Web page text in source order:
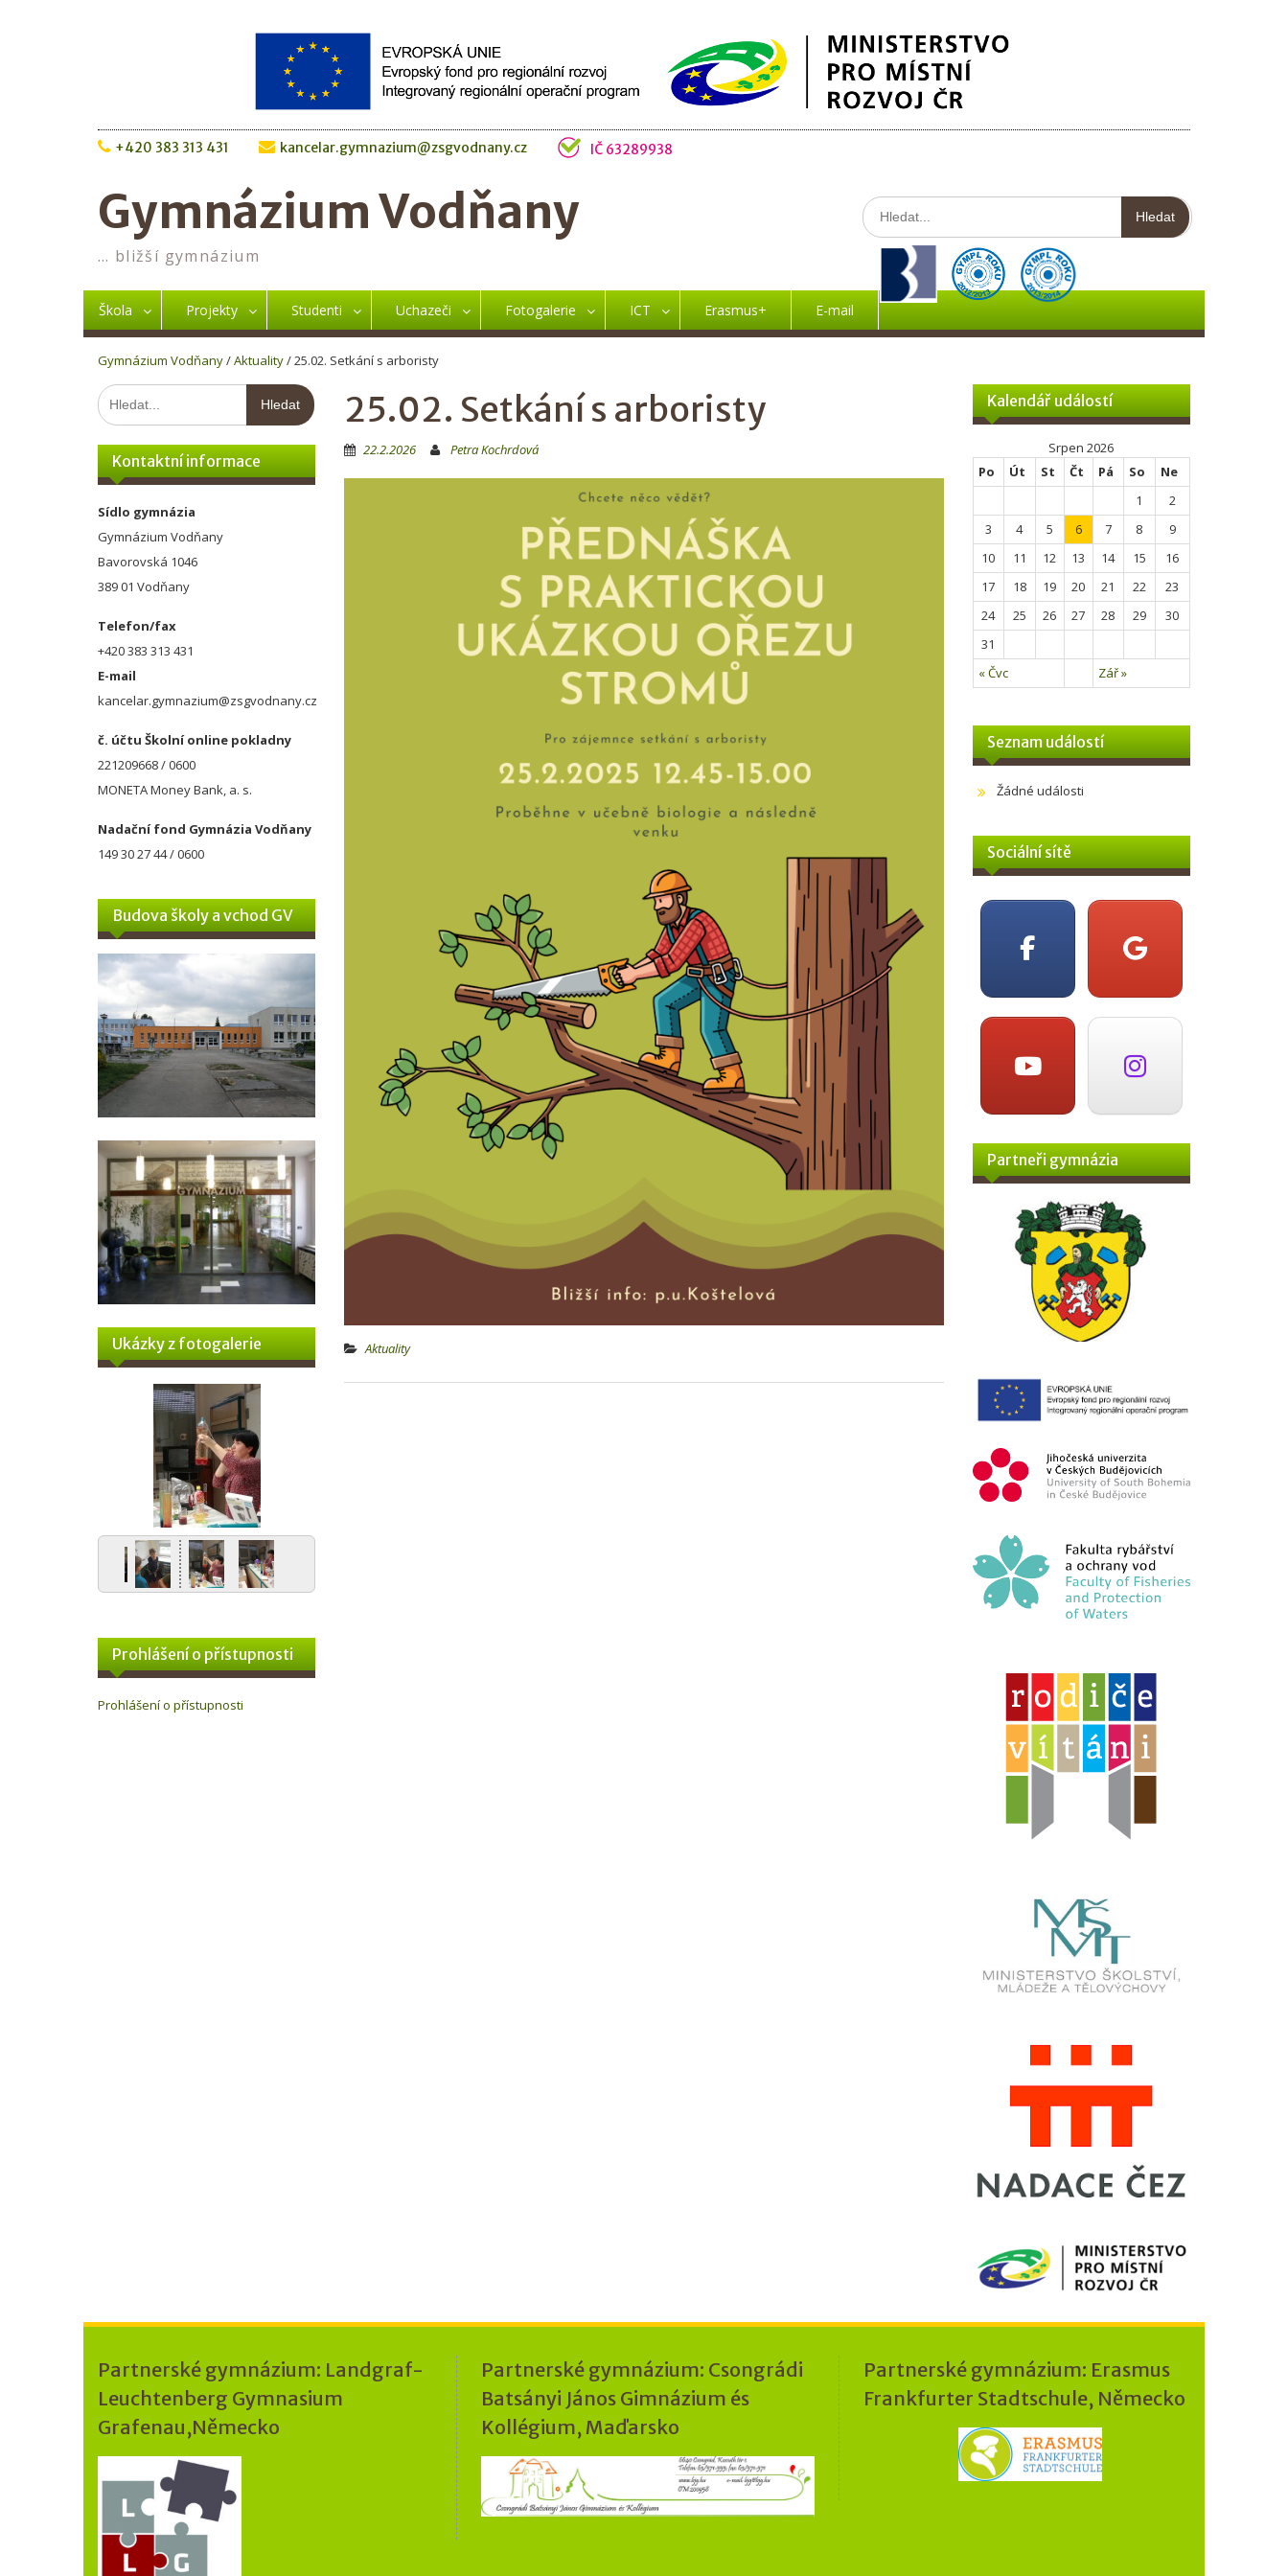
+420 383 313 431 kancelar.gymnazium@zsgvodnany.cz IČ 63289938
Gymnázium Vodňany
… bližší gymnázium
Hledat:
Škola Projekty Studenti Uchazeči Fotogalerie ICT Erasmus+ E-mail
Gymnázium Vodňany/Aktuality/25.02. Setkání s arboristy
25.02. Setkání s arboristy
22.2.2026 Petra Kochrdová
Aktuality
Hledat:
Kontaktní informace
Sídlo gymnázia
Gymnázium Vodňany
Bavorovská 1046
389 01 Vodňany
Telefon/fax
+420 383 313 431
E-mail
kancelar.gymnazium@zsgvodnany.cz
č. účtu Školní online pokladny
221209668 / 0600
MONETA Money Bank, a. s.
Nadační fond Gymnázia Vodňany
149 30 27 44 / 0600
Budova školy a vchod GV
Ukázky z fotogalerie
Prohlášení o přístupnosti
Prohlášení o přístupnosti
Kalendář událostí
Srpen 2026
Po
Út St Čt Pá So
Ne
1
2
3
4 5 6 7 8
9
10
11 12 13 14 15
16
17
18 19 20 21 22
23
24
25 26 27 28 29
30
31
« Čvc
Zář »
Seznam událostí
Žádné události
Sociální sítě
Partneři gymnázia
Partnerské gymnázium: Landgraf-
Leuchtenberg Gymnasium
Grafenau,Německo
Partnerské gymnázium: Csongrádi
Batsányi János Gimnázium és
Kollégium, Maďarsko
Partnerské gymnázium: Erasmus
Frankfurter Stadtschule, Německo